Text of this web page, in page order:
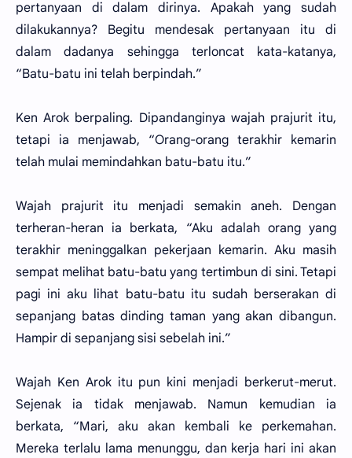
pertanyaan di dalam dirinya. Apakah yang sudah
dilakukannya? Begitu mendesak pertanyaan itu di
dalam dadanya sehingga terloncat kata-katanya,
“Batu-batu ini telah berpindah.”
Ken Arok berpaling. Dipandanginya wajah prajurit itu,
tetapi ia menjawab, “Orang-orang terakhir kemarin
telah mulai memindahkan batu-batu itu.”
Wajah prajurit itu menjadi semakin aneh. Dengan
terheran-heran ia berkata, “Aku adalah orang yang
terakhir meninggalkan pekerjaan kemarin. Aku masih
sempat melihat batu-batu yang tertimbun di sini. Tetapi
pagi ini aku lihat batu-batu itu sudah berserakan di
sepanjang batas dinding taman yang akan dibangun.
Hampir di sepanjang sisi sebelah ini.”
Wajah Ken Arok itu pun kini menjadi berkerut-merut.
Sejenak ia tidak menjawab. Namun kemudian ia
berkata, “Mari, aku akan kembali ke perkemahan.
Mereka terlalu lama menunggu, dan kerja hari ini akan